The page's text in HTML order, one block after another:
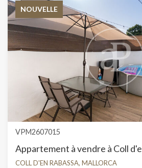
NOUVELLE
VPM2607015
Appartement à vendre à Coll
COLL D'EN RABASSA, MALLORCA